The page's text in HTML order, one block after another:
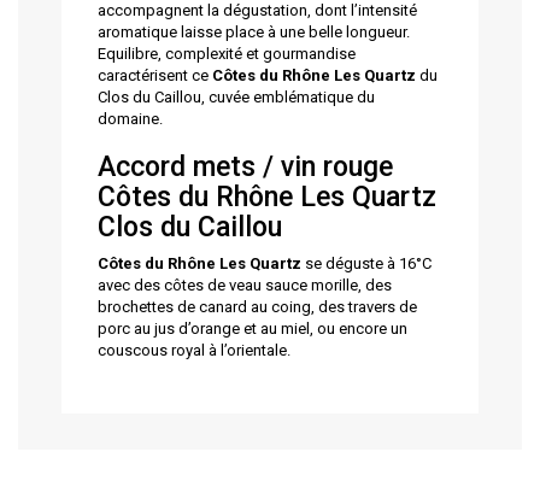
accompagnent la dégustation, dont l’intensité
aromatique laisse place à une belle longueur.
Equilibre, complexité et gourmandise
caractérisent ce Côtes du Rhône Les Quartz du
Clos du Caillou, cuvée emblématique du
domaine.
Accord mets / vin rouge
Côtes du Rhône Les Quartz
Clos du Caillou
Côtes du Rhône Les Quartz se déguste à 16°C
avec des côtes de veau sauce morille, des
brochettes de canard au coing, des travers de
porc au jus d’orange et au miel, ou encore un
couscous royal à l’orientale.